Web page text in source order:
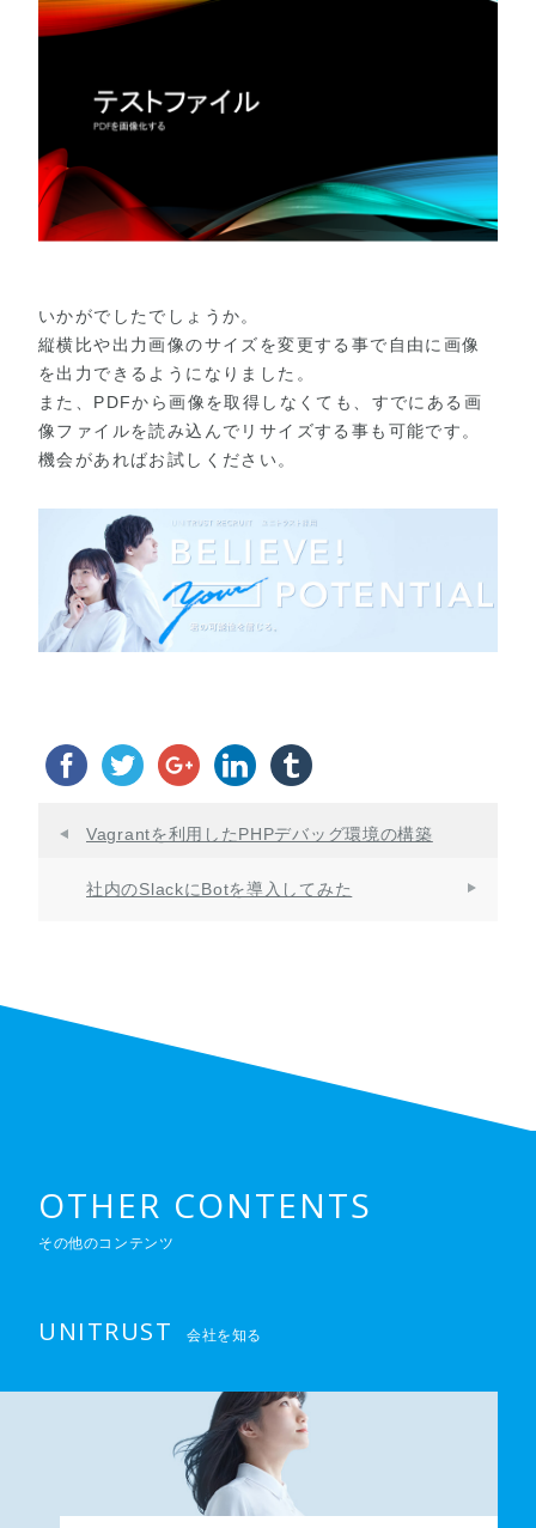
いかがでしたでしょうか。
縦横比や出力画像のサイズを変更する事で自由に画像
を出力できるようになりました。
また、PDFから画像を取得しなくても、すでにある画
像ファイルを読み込んでリサイズする事も可能です。
機会があればお試しください。
Vagrantを利用したPHPデバッグ環境の構築
社内のSlackにBotを導入してみた
OTHER CONTENTS
その他のコンテンツ
UNITRUST 会社を知る